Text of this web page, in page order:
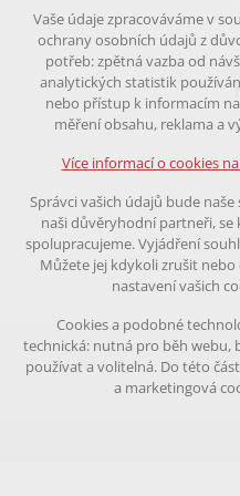
Technická cookies
nutná pro provozování
udržení kontextu stránek
případná přihlášení, volby
Volitelná cookies
analytická pro
návštěvnosti
marketingová cookies
Více informací o cookies
Odmítnout
Vaše údaje zpracováváme v
ochrany osobních údajů z
potřeb: zpětná vazba od
analytických statistik
nebo přístup k informacím
měření obsahu, reklama a
Více informací o cookies
Správci vašich údajů bude naše
naši důvěryhodní partneři, se
spolupracujeme. Vyjádření
Můžete jej kdykoli zrušit
nastavení vašich
Cookies a podobné
technická: nutná pro běh webu,
používat a volitelná. Do této
a marketingová